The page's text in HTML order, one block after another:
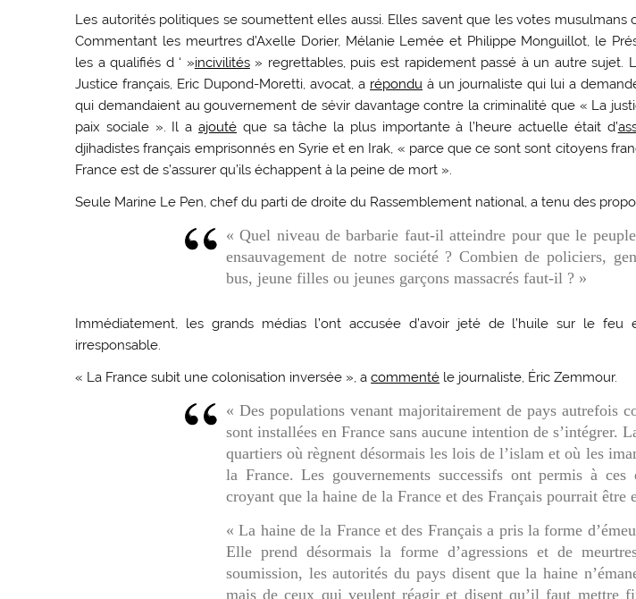
Les autorités politiques se soumettent elles aussi. Elles savent que les votes musulmans
Commentant les meurtres d’Axelle Dorier, Mélanie Lemée et Philippe Monguillot, le
les a qualifiés d ‘ »incivilités» regrettables, puis est rapidement passé à un autre sujet.
Justice français, Eric Dupond-Moretti, avocat, a répondu à un journaliste qui lui a
qui demandaient au gouvernement de sévir davantage contre la criminalité que « La
paix sociale ». Il aajouté que sa tâche la plus importante à l’heure actuelle était d’
djihadistes français emprisonnés en Syrie et en Irak, « parce que ce sont sont citoyens
France est de s’assurer qu’ils échappent à la peine de mort ».
Seule Marine Le Pen, chef du parti de droite du Rassemblement national, a tenu des
« Quel niveau de barbarie faut-il atteindre pour que le
ensauvagement de notre société ? Combien de policiers,
bus, jeune filles ou jeunes garçons massacrés faut-il ? »
Immédiatement, les grands médias l’ont accusée d’avoir jeté de l’huile sur le feu
irresponsable.
« La France subit une colonisation inversée », acommenté le journaliste, Éric Zemmour.
« Des populations venant majoritairement de pays autrefois
sont installées en France sans aucune intention de s’intégrer.
quartiers où règnent désormais les lois de l’islam et où les
la France. Les gouvernements successifs ont permis à
croyant que la haine de la France et des Français pourrait être
« La haine de la France et des Français a pris la forme
Elle prend désormais la forme d’agressions et de
soumission, les autorités du pays disent que la haine
mais de ceux qui veulent réagir et disent qu’il faut mettre